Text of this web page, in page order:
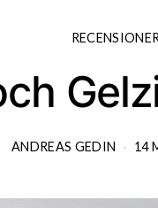
ANDREAS GEDIN 14